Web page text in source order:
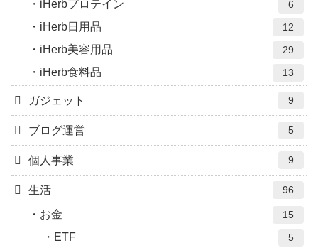
iHerbプロテイン 6
iHerb日用品 12
iHerb美容用品 29
iHerb食料品 13
ガジェット 9
ブログ運営 5
個人事業 9
生活 96
お金 15
ETF 5